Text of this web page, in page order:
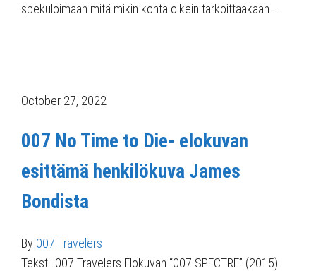
spekuloimaan mitä mikin kohta oikein tarkoittaakaan.…
October 27, 2022
007 No Time to Die- elokuvan
esittämä henkilökuva James
Bondista
By 007 Travelers
Teksti: 007 Travelers Elokuvan “007 SPECTRE” (2015)